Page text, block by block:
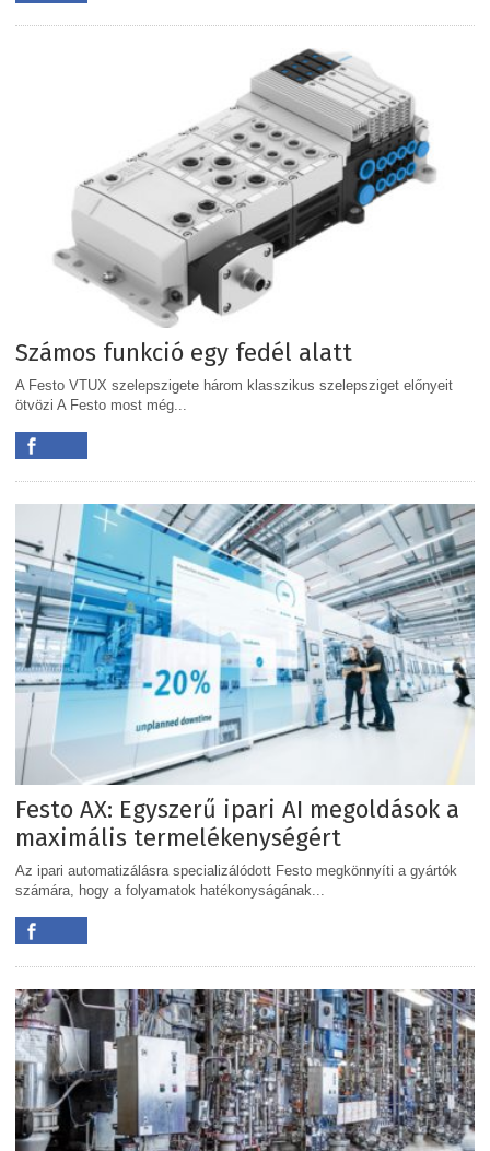
Számos funkció egy fedél alatt
A Festo VTUX szelepszigete három klasszikus szelepsziget előnyeit
ötvözi A Festo most még...
Festo AX: Egyszerű ipari AI megoldások a
maximális termelékenységért
Az ipari automatizálásra specializálódott Festo megkönnyíti a gyártók
számára, hogy a folyamatok hatékonyságának...